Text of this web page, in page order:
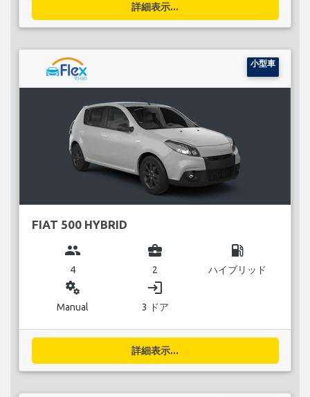
詳細表示...
小型車
FIAT 500 HYBRID
group
4
business_center
2
local_gas_station
ハイブリッド
miscellaneous_services
Manual
login
3 ドア
詳細表示...